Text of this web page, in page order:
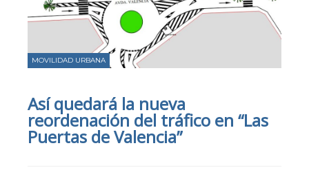
MOVILIDAD URBANA
Así quedará la nueva
reordenación del tráfico en “Las
Puertas de Valencia”